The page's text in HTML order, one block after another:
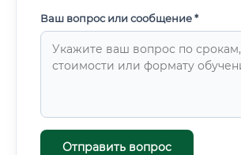
Ваш вопрос или сообщение *
Отправить вопрос